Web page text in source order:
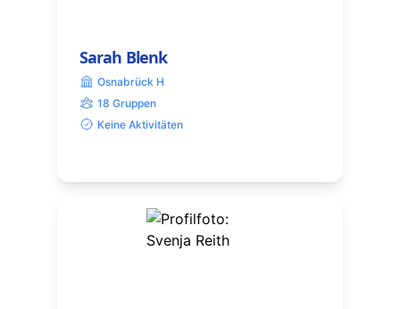
Sarah Blenk
Osnabrück H
18 Gruppen
Keine Aktivitäten